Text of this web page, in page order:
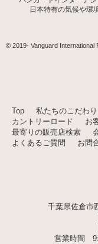
日本特有の気候や環
© 2019- Vanguard International
Top 私たちのこだわり
カントリーロード
お
最寄りの販売店検索
よくあるご質問
お問
千葉県佐倉市
営業時間